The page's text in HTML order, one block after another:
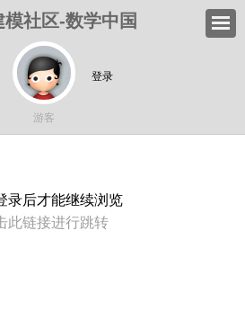
模社区-数学中国
登录
游客
录后才能继续浏览
此链接进行跳转